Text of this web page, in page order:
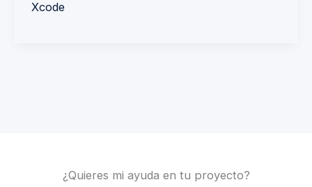
Xcode
¿Quieres mi ayuda en tu proyecto?